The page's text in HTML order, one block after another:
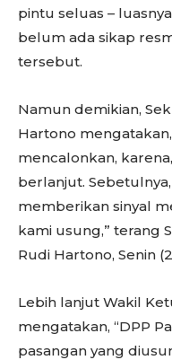
pintu seluas –
belum ada sikap
tersebut.
Namun demikian,
Hartono
mencalonkan,
berlanjut.
memberikan sinyal
kami usung,” terang
Rudi Hartono, Senin
Lebih lanjut Wakil
mengatakan, “DPP
pasangan yang